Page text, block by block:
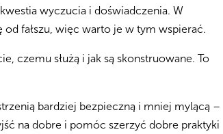
wyczucia i doświadczenia. W
fałszu, więc warto je w tym wspierać.
czemu służą i jak są skonstruowane. To
bardziej bezpieczną i mniej mylącą –
na dobre i pomóc szerzyć dobre praktyki